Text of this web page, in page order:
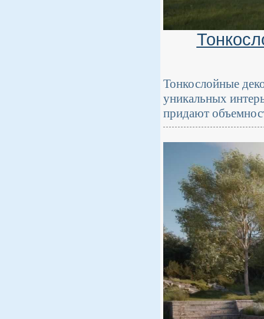
Тонкослойные
уникальных
придают